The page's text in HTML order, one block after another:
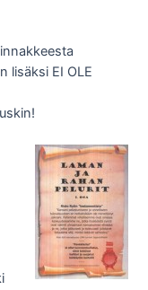
lisäksi EI OLE